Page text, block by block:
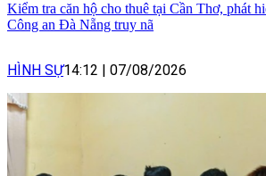
Kiểm tra căn hộ cho thuê tại Cần Thơ, phát
Công an Đà Nẵng truy nã
HÌNH SỰ14:12 07/08/2026